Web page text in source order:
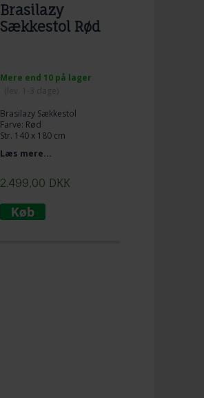
Brasilazy
Sækkestol Rød
Mere end 10 på lager
Brasilazy Sækkestol
Farve: Rød
Str. 140 x 180 cm
sækkestol til udeliv og
indendørs brug.
Læs mere...
2.499,00 DKK